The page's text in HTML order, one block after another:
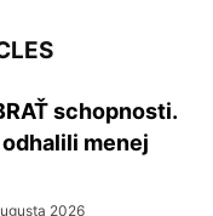
schopnosti.
menej
2026